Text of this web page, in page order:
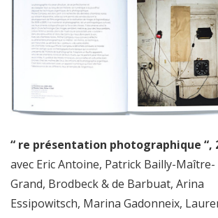
“ re présentation photographique “,
avec Eric Antoine, Patrick Bailly-Maître-
Grand, Brodbeck & de Barbuat, Arina
Essipowitsch, Marina Gadonneix,